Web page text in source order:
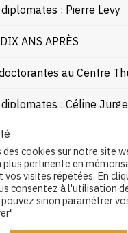
: Pierre Levy
ANS APRÈS
au Centre
: Céline
: La Mer Noire
– 21/10/25
des cookies sur notre site
plus pertinente en
vos visites répétées. En
consentez à l'utilisation
sinon paramétrer